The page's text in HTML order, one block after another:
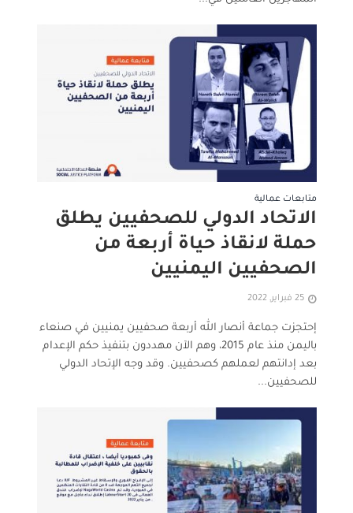
متابعات عمالية
الاتحاد الدولي للصحفيين يطلق
حملة لانقاذ حياة أربعة من
الصحفيين اليمنيين
25 فبراير, 2022
إحتجزت جماعة أنصار الله أربعة صحفيين يمنيين في صنعاء
باليمن منذ عام 2015، وهم الآن مهددون بتنفيذ حكم الإعدام
بعد إدانتهم لعملهم كصحفيين. وقد وجه الإتحاد الدولي
للصحفيين...